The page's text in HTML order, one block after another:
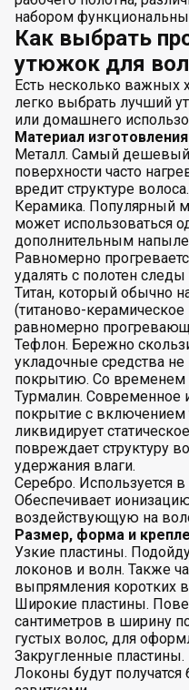
набором
Как выбрать
утюжок для
Есть несколько важных
легко выбрать лучший
или домашнего
Материал
Металл. Самый дешевый
поверхности часто
вредит структуре волоса.
Керамика. Популярный
может использоваться
дополнительным
Равномерно
удалять с полотен
Титан, который обычно
(титаново-
равномерно
Тефлон. Бережно
укладочные средства
покрытию. Со временем
Турмалин. Современное
покрытие с включением
ликвидирует
повреждает структуру
удержания влаги.
Серебро. Используется
Обеспечивает
воздействующую на
Размер, форма и
Узкие пластины.
локонов и волн. Также
выпрямления коротких
Широкие пластины.
сантиметров в ширину
густых волос, для
Закругленные
Локоны будут